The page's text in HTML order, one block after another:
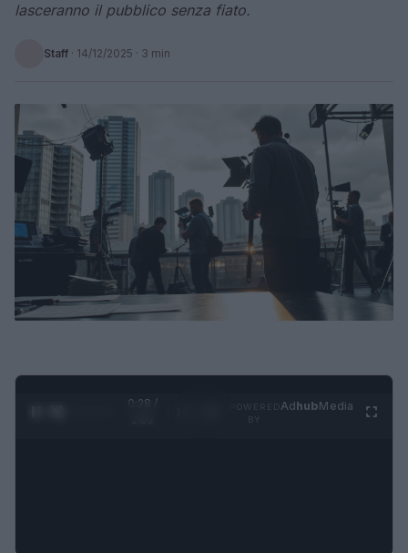
lasceranno il pubblico senza fiato.
Staff · 14/12/2025 · 3 min
0:29 /
AdhubMedia